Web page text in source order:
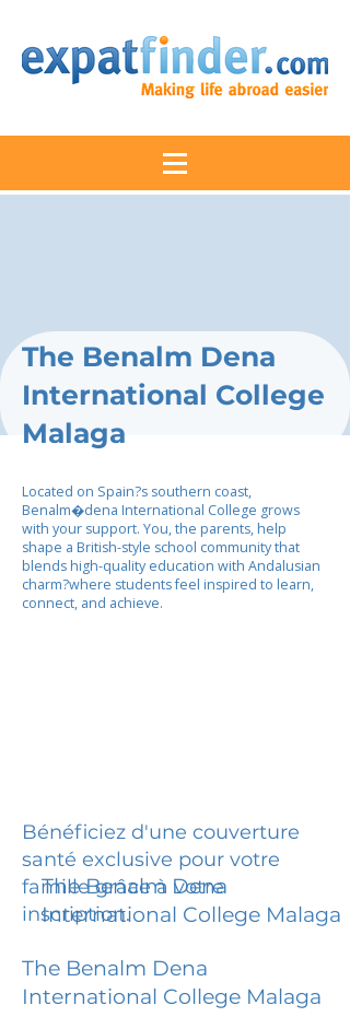
The Benalm Dena
International College
Malaga
Located on Spain?s southern coast,
Benalm�dena International College grows
with your support. You, the parents, help
shape a British-style school community that
blends high-quality education with Andalusian
charm?where students feel inspired to learn,
connect, and achieve.
Bénéficiez d'une couverture
santé exclusive pour votre
famille grâce à votre
inscription.
The Benalm Dena
International College Malaga
The Benalm Dena
International College Malaga